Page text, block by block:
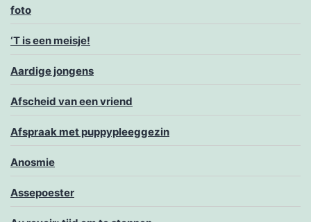
foto
‘T is een meisje!
Aardige jongens
Afscheid van een vriend
Afspraak met puppypleeggezin
Anosmie
Assepoester